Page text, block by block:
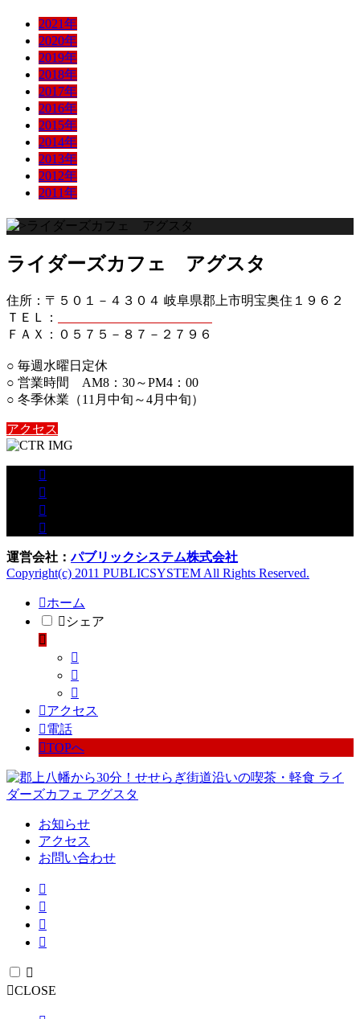
2021年
2020年
2019年
2018年
2017年
2016年
2015年
2014年
2013年
2012年
2011年
ライダーズカフェ アグスタ
住所：〒５０１－４３０４ 岐阜県郡上市明宝奥住１９６２
ＴＥＬ：
ＦＡＸ：０５７５－８７－２７９６
○ 毎週水曜日定休
○ 営業時間 AM8：30～PM4：00
○ 冬季休業（11月中旬～4月中旬）
アクセス
運営会社：パブリックシステム株式会社
Copyright(c) 2011 PUBLICSYSTEM All Rights Reserved.
ホーム
シェア
アクセス
電話
TOPへ
お知らせ
アクセス
お問い合わせ
CLOSE